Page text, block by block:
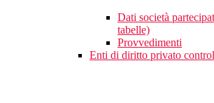
Dati società
tabelle)
Provvedimenti
Enti di diritto privato